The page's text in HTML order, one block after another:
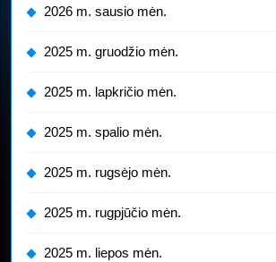
2026 m. sausio mėn.
2025 m. gruodžio mėn.
2025 m. lapkričio mėn.
2025 m. spalio mėn.
2025 m. rugsėjo mėn.
2025 m. rugpjūčio mėn.
2025 m. liepos mėn.